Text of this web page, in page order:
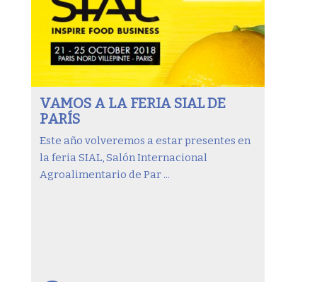
VAMOS A LA FERIA SIAL DE
PARÍS
Este año volveremos a estar presentes en
la feria SIAL, Salón Internacional
Agroalimentario de Par ...